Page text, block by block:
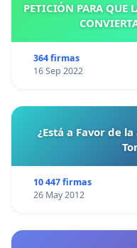
PETICIÓN PARA QUE
364 firmas
16 Sep 2022
¿Está a Favor de
10 447 firmas
26 May 2012